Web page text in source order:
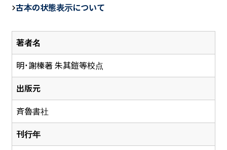
著者名
明・謝榛著 朱其鎧等校点
出版元
斉魯書社
刊行年
b
o
o
k
古本の状態表示について